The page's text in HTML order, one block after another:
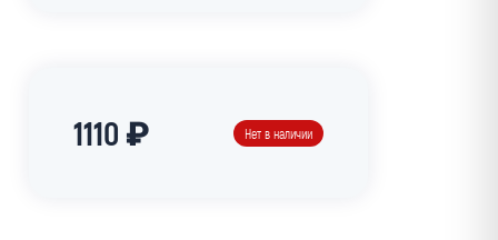
1110 ₽ Нет в наличии